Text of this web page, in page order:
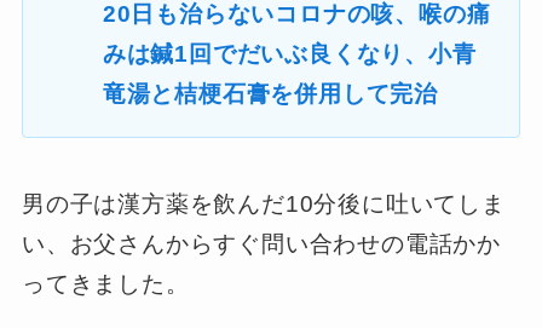
20日も治らないコロナの咳、喉の痛
みは鍼1回でだいぶ良くなり、小青
竜湯と桔梗石膏を併用して完治
男の子は漢方薬を飲んだ10分後に吐いてしま
い、お父さんからすぐ問い合わせの電話かか
ってきました。